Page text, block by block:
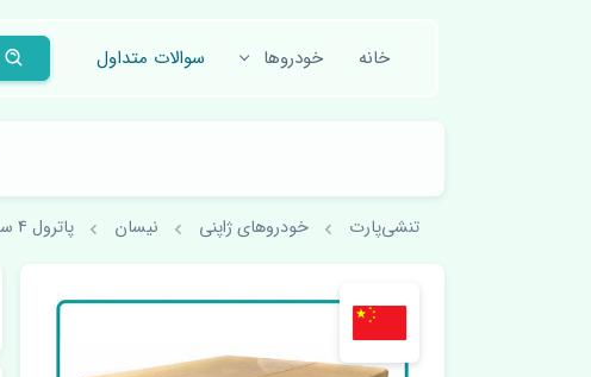
خانه خودروها سوالات متداول
تنشی‌پارت خودروهای ژاپنی نیسان پاترول 4 سیلندر